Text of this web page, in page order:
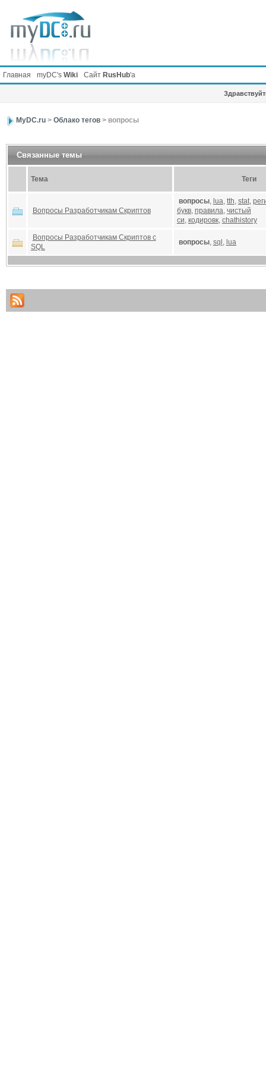
Главная myDC's Wiki Сайт RusHub'а
MyDC.ru> Облако тегов> вопросы
Связанные темы
Тема Теги
Вопросы Разработчикам Скриптов
вопросы, lua, tth, stat,
букв, правила, чистый
си, кодировк, chathistory
Вопросы Разработчикам Скриптов с
SQL
вопросы, sql , lua